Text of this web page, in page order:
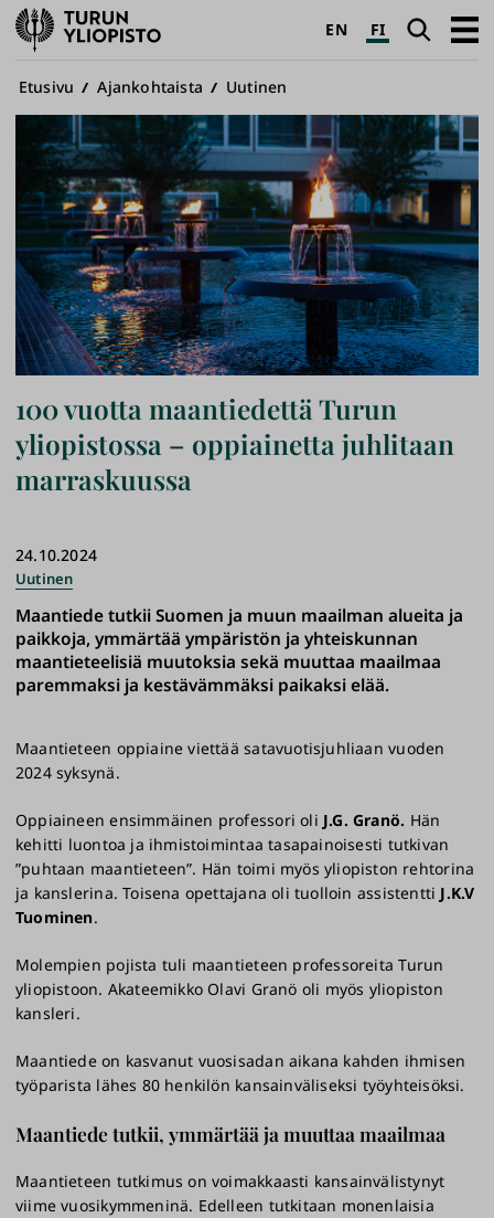
Turun
yliopisto
EN FI Haku
Avaa
Murupolku
Etusivu Ajankohtaista Uutinen
100 vuotta maantiedettä Turun
yliopistossa – oppiainetta juhlitaan
marraskuussa
24.10.2024
Uutinen
Maantiede tutkii Suomen ja muun maailman alueita ja
paikkoja, ymmärtää ympäristön ja yhteiskunnan
maantieteelisiä muutoksia sekä muuttaa maailmaa
paremmaksi ja kestävämmäksi paikaksi elää.
Maantieteen oppiaine viettää satavuotisjuhliaan vuoden
2024 syksynä.
Oppiaineen ensimmäinen professori oli J.G. Granö. Hän
kehitti luontoa ja ihmistoimintaa tasapainoisesti tutkivan
”puhtaan maantieteen”. Hän toimi myös yliopiston rehtorina
ja kanslerina. Toisena opettajana oli tuolloin assistentti J.K.V
Tuominen.
Molempien pojista tuli maantieteen professoreita Turun
yliopistoon. Akateemikko Olavi Granö oli myös yliopiston
kansleri.
Maantiede on kasvanut vuosisadan aikana kahden ihmisen
työparista lähes 80 henkilön kansainväliseksi työyhteisöksi.
Maantiede tutkii, ymmärtää ja muuttaa maailmaa
Maantieteen tutkimus on voimakkaasti kansainvälistynyt
viime vuosikymmeninä. Edelleen tutkitaan monenlaisia